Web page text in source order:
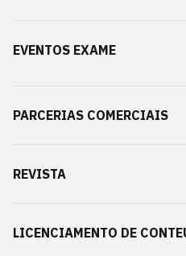
EVENTOS EXAME
PARCERIAS COMERCIAIS
REVISTA
LICENCIAMENTO DE